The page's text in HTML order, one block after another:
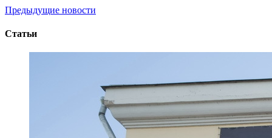
Предыдущие новости
Статьи